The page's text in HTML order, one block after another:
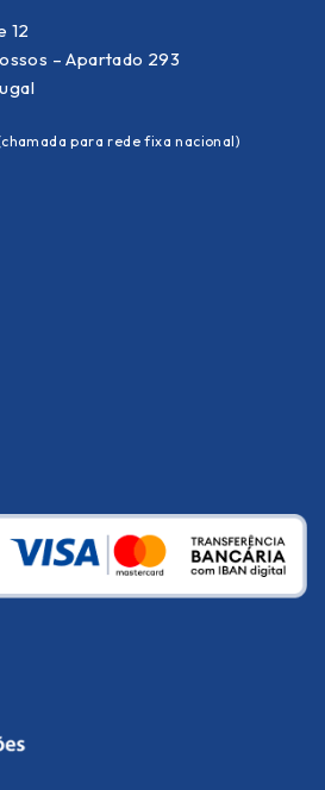
12
– Apartado 293
para rede fixa nacional)